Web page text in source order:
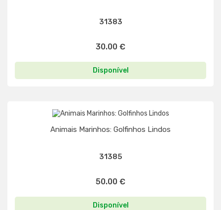
31383
30.00 €
Disponível
Animais Marinhos: Golfinhos Lindos
31385
50.00 €
Disponível